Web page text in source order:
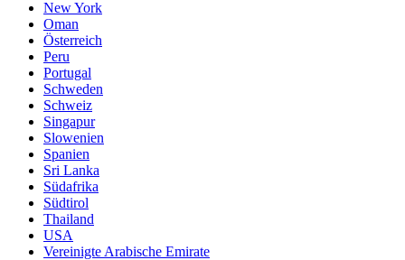
New York
Oman
Österreich
Peru
Portugal
Schweden
Schweiz
Singapur
Slowenien
Spanien
Sri Lanka
Südafrika
Südtirol
Thailand
USA
Vereinigte Arabische Emirate